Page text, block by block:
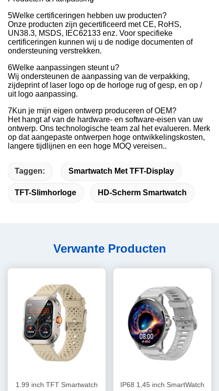
5Welke certificeringen hebben uw producten?
Onze producten zijn gecertificeerd met CE, RoHS,
UN38.3, MSDS, IEC62133 enz. Voor specifieke
certificeringen kunnen wij u de nodige documenten of
ondersteuning verstrekken.
6Welke aanpassingen steunt u?
Wij ondersteunen de aanpassing van de verpakking,
zijdeprint of laser logo op de horloge rug of gesp, en op /
uit logo aanpassing.
7Kun je mijn eigen ontwerp produceren of OEM?
Het hangt af van de hardware- en software-eisen van uw
ontwerp. Ons technologische team zal het evalueren. Merk
op dat aangepaste ontwerpen hoge ontwikkelingskosten,
langere tijdlijnen en een hoge MOQ vereisen..
Taggen: Smartwatch Met TFT-Display
TFT-Slimhorloge HD-Scherm Smartwatch
Verwante Producten
1.99 inch TFT Smartwatch
IP68 1,45 inch SmartWatch